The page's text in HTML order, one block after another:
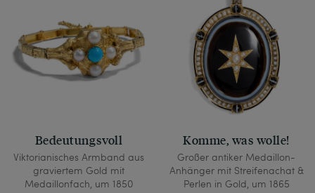
Bedeutungsvoll
Viktorianisches Armband aus
graviertem Gold mit
Medaillonfach, um 1850
Komme, was wolle!
Großer antiker Medaillon-
Anhänger mit Streifenachat &
Perlen in Gold, um 1865